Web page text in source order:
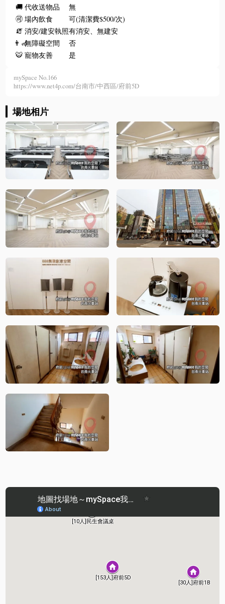
🚚 代收送物品
無
🉑 場內飲食
可(清潔費$500/次)
🧯 消安/建安執照有消安、無建安
👨‍🦽無障礙空間
否
🐯 寵物友善 是
mySpace No.166
https://www.net4p.com/台南市/中西區/府前5D
場地相片